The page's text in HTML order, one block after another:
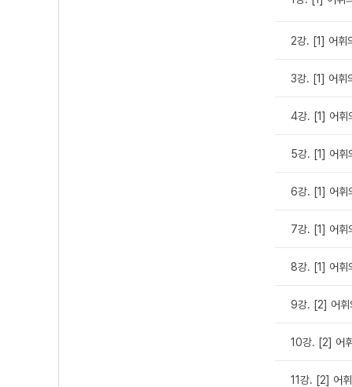
2강. [1] 어휘
3강. [1] 어휘
4강. [1] 어휘
5강. [1] 어
6강. [1] 어
7강. [1] 어
8강. [1] 어휘
9강. [2] 어휘
10강. [2] 어
11강. [2] 어